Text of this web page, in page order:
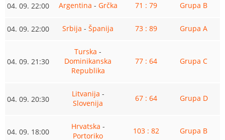
04. 09. 22:00 Argentina - Grčka 71 : 79 Grupa B
04. 09. 22:00 Srbija - Španija 73 : 89 Grupa A
04. 09. 21:30
Turska -
Dominikanska
Republika
77 : 64 Grupa C
04. 09. 20:30
Litvanija -
Slovenija
67 : 64 Grupa D
04. 09. 18:00
Hrvatska -
Portoriko
103 : 82 Grupa B